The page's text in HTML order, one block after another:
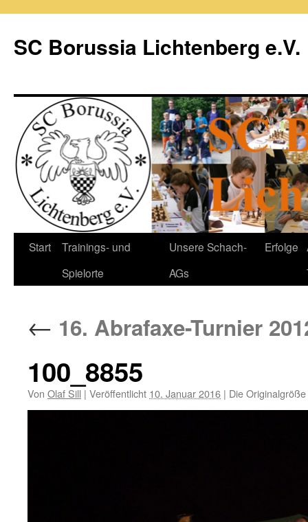
springen
SC Borussia Lichtenberg e.V.
Start
Trainings- und
Spielorte
Unsere Schach-
AGs
Erfolge
← 16. Abrafaxe-Turnier
100_8855
Von Olaf Sill | Veröffentlicht 10. Januar 2016 | Die